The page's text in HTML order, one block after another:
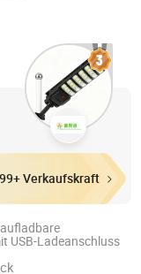
Verkaufskraft
USB-Ladeanschluss
CO., LTD.